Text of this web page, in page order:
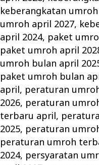
keberangkatan
umroh april 2027,
april 2024, paket
paket umroh april
umroh bulan april
paket umroh bulan
april, peraturan
2026, peraturan
terbaru april,
2025, peraturan
peraturan umroh
2024, persyaratan